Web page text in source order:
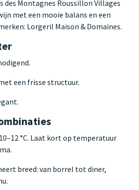
des Montagnes Roussillon Villages
met een mooie balans en een
Lorgeril Maison & Domaines.
een frisse structuur.
°C. Laat kort op temperatuur
breed: van borrel tot diner,